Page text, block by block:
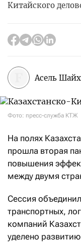
Китайского
Асель
Фото: пресс-служба КТЖ
На полях
прошла вторая
повышения
между двумя
Сессия
транспортных,
компаний
уделено